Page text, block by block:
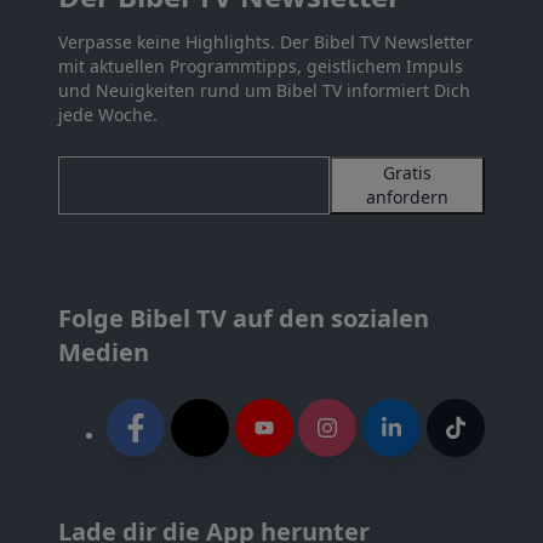
Verpasse keine Highlights. Der Bibel TV Newsletter
mit aktuellen Programmtipps, geistlichem Impuls
und Neuigkeiten rund um Bibel TV informiert Dich
jede Woche.
Gratis
anfordern
Folge Bibel TV auf den sozialen
Medien
Lade dir die App herunter